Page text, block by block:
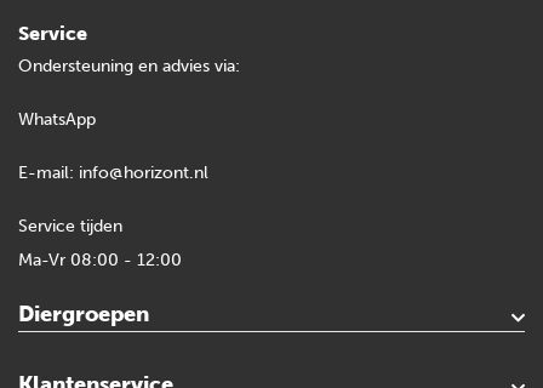
Service
Ondersteuning en advies via:
WhatsApp
E-mail: info@horizont.nl
Service tijden
Ma-Vr 08:00 - 12:00
Diergroepen
Paard
Geit
Gevogelte
Varken
Huisdieren
Reigers
Wolfafweer
Wild / Wildafweer